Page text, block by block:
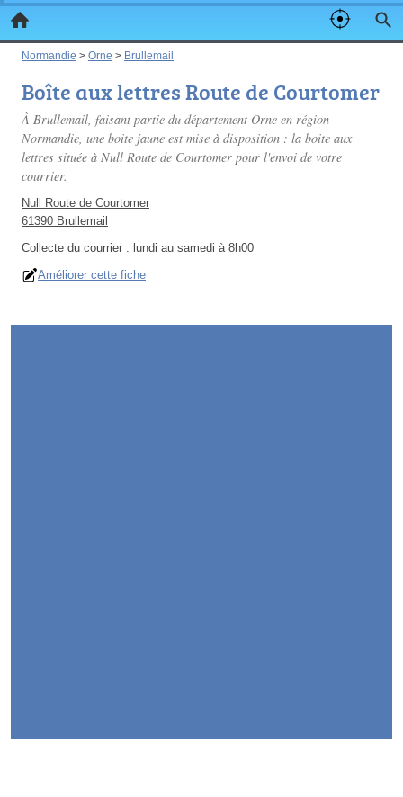
Normandie > Orne > Brullemail
Boîte aux lettres Route de Courtomer
À Brullemail, faisant partie du département Orne en région
Normandie, une boite jaune est mise à disposition : la boite aux
lettres située à Null Route de Courtomer pour l'envoi de votre
courrier.
Null Route de Courtomer
61390 Brullemail
Collecte du courrier : lundi au samedi à 8h00
Améliorer cette fiche